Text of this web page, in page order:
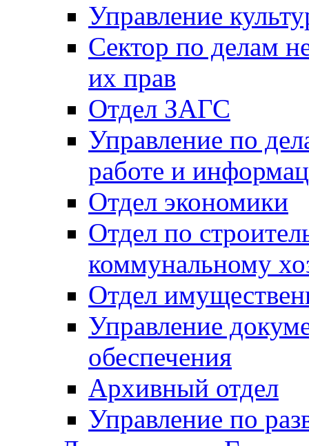
Управление
Сектор по делам
их прав
Отдел ЗАГС
Управление по
работе и
Отдел экономики
Отдел по
коммунальному
Отдел
Управление
обеспечения
Архивный отдел
Управление по